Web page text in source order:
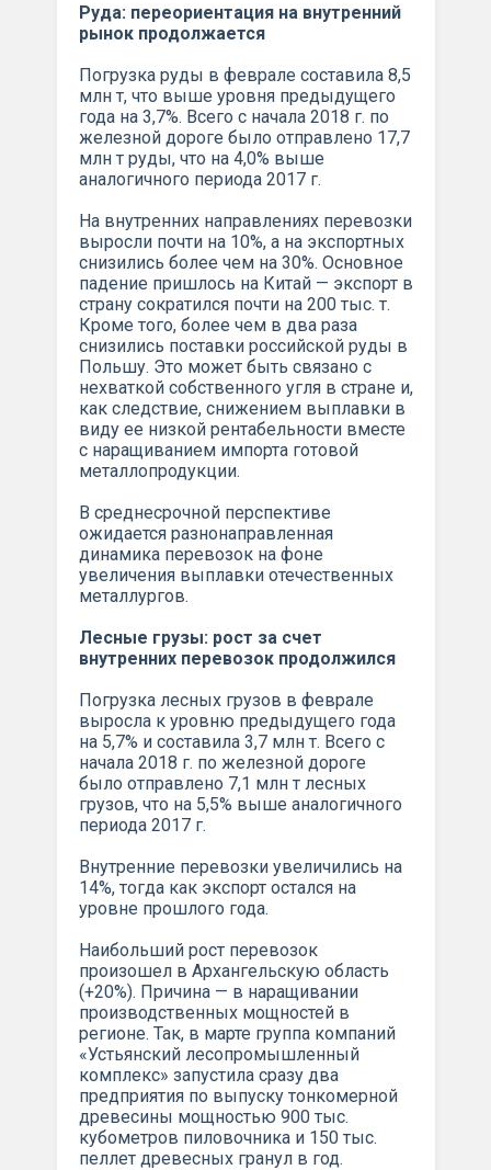
Руда: переориентация на внутренний
рынок продолжается
Погрузка руды в феврале составила 8,5
млн т, что выше уровня предыдущего
года на 3,7%. Всего с начала 2018 г. по
железной дороге было отправлено 17,7
млн т руды, что на 4,0% выше
аналогичного периода 2017 г.
На внутренних направлениях перевозки
выросли почти на 10%, а на экспортных
снизились более чем на 30%. Основное
падение пришлось на Китай — экспорт в
страну сократился почти на 200 тыс. т.
Кроме того, более чем в два раза
снизились поставки российской руды в
Польшу. Это может быть связано с
нехваткой собственного угля в стране и,
как следствие, снижением выплавки в
виду ее низкой рентабельности вместе
с наращиванием импорта готовой
металлопродукции.
В среднесрочной перспективе
ожидается разнонаправленная
динамика перевозок на фоне
увеличения выплавки отечественных
металлургов.
Лесные грузы: рост за счет
внутренних перевозок продолжился
Погрузка лесных грузов в феврале
выросла к уровню предыдущего года
на 5,7% и составила 3,7 млн т. Всего с
начала 2018 г. по железной дороге
было отправлено 7,1 млн т лесных
грузов, что на 5,5% выше аналогичного
периода 2017 г.
Внутренние перевозки увеличились на
14%, тогда как экспорт остался на
уровне прошлого года.
Наибольший рост перевозок
произошел в Архангельскую область
(+20%). Причина — в наращивании
производственных мощностей в
регионе. Так, в марте группа компаний
«Устьянский лесопромышленный
комплекс» запустила сразу два
предприятия по выпуску тонкомерной
древесины мощностью 900 тыс.
кубометров пиловочника и 150 тыс.
пеллет древесных гранул в год.